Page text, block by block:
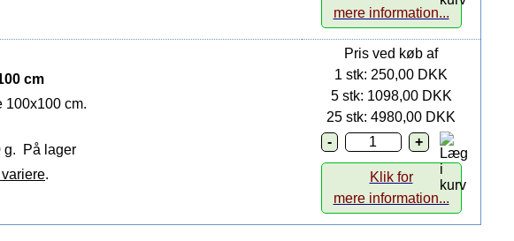
mere information...
cm
100x100 cm.
g.
På lager
.
Pris ved køb af
1 stk: 250,00 DKK
5 stk: 1098,00 DKK
25 stk: 4980,00 DKK
Klik for
mere information...